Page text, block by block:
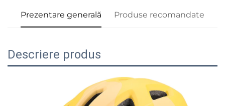
Prezentare generală Produse recomandate
Descriere produs